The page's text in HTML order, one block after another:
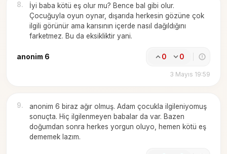
8.
İyi baba kötü eş olur mu? Bence bal gibi olur.
Çocuğuyla oyun oynar, dışarıda herkesin gözüne çok
ilgili görünür ama karısının içerde nasıl dağıldığını
farketmez. Bu da eksikliktir yani.
anonim 6 0 0
3 Mayıs 19:59
9.
anonim 6 biraz ağır olmuş. Adam çocukla ilgileniyomuş
sonuçta. Hiç ilgilenmeyen babalar da var. Bazen
doğumdan sonra herkes yorgun oluyo, hemen kötü eş
dememek lazım.